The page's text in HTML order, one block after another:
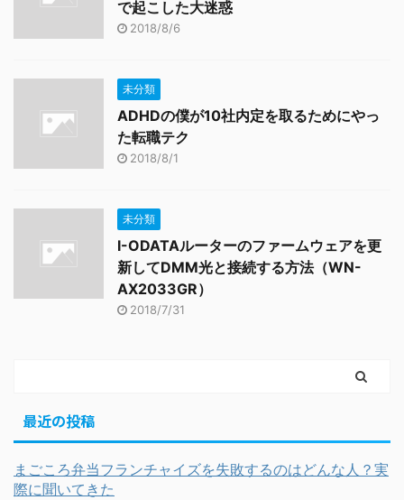
で起こした大迷惑
2018/8/6
未分類
ADHDの僕が10社内定を取るためにやっ
た転職テク
2018/8/1
未分類
I-ODATAルーターのファームウェアを更
新してDMM光と接続する方法（WN-
AX2033GR）
2018/7/31
最近の投稿
まごころ弁当フランチャイズを失敗するのはどんな人？実
際に聞いてきた